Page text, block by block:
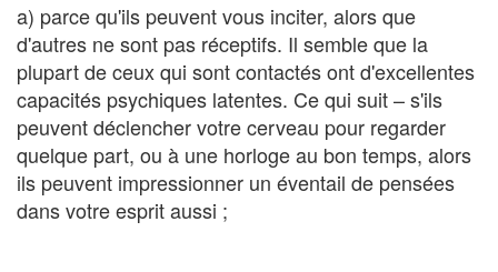
a) parce qu'ils peuvent vous inciter, alors que
d'autres ne sont pas réceptifs. Il semble que la
plupart de ceux qui sont contactés ont d'excellentes
capacités psychiques latentes. Ce qui suit – s'ils
peuvent déclencher votre cerveau pour regarder
quelque part, ou à une horloge au bon temps, alors
ils peuvent impressionner un éventail de pensées
dans votre esprit aussi ;